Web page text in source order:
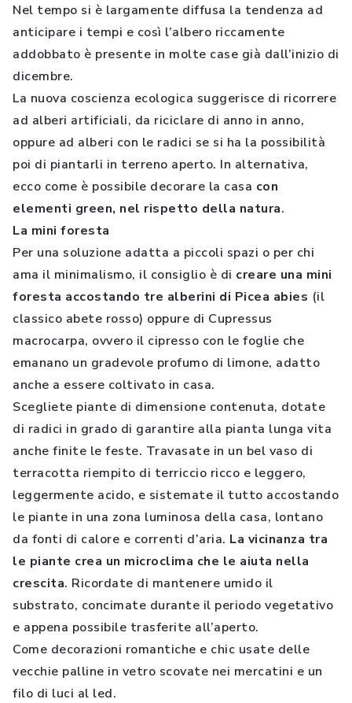
Nel tempo si è largamente diffusa la tendenza ad
anticipare i tempi e così l’albero riccamente
addobbato è presente in molte case già dall’inizio di
dicembre.
La nuova coscienza ecologica suggerisce di ricorrere
ad alberi artificiali, da riciclare di anno in anno,
oppure ad alberi con le radici se si ha la possibilità
poi di piantarli in terreno aperto. In alternativa,
ecco come è possibile decorare la casa con
elementi green, nel rispetto della natura.
La mini foresta
Per una soluzione adatta a piccoli spazi o per chi
ama il minimalismo, il consiglio è di creare una mini
foresta accostando tre alberini di Picea abies (il
classico abete rosso) oppure di Cupressus
macrocarpa, ovvero il cipresso con le foglie che
emanano un gradevole profumo di limone, adatto
anche a essere coltivato in casa.
Scegliete piante di dimensione contenuta, dotate
di radici in grado di garantire alla pianta lunga vita
anche finite le feste. Travasate in un bel vaso di
terracotta riempito di terriccio ricco e leggero,
leggermente acido, e sistemate il tutto accostando
le piante in una zona luminosa della casa, lontano
da fonti di calore e correnti d’aria. La vicinanza tra
le piante crea un microclima che le aiuta nella
crescita. Ricordate di mantenere umido il
substrato, concimate durante il periodo vegetativo
e appena possibile trasferite all’aperto.
Come decorazioni romantiche e chic usate delle
vecchie palline in vetro scovate nei mercatini e un
filo di luci al led.